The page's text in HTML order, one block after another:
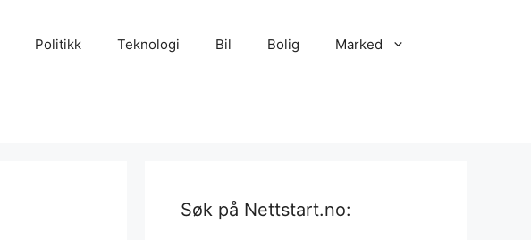
Politikk Teknologi Bil Bolig Marked
Søk på Nettstart.no: